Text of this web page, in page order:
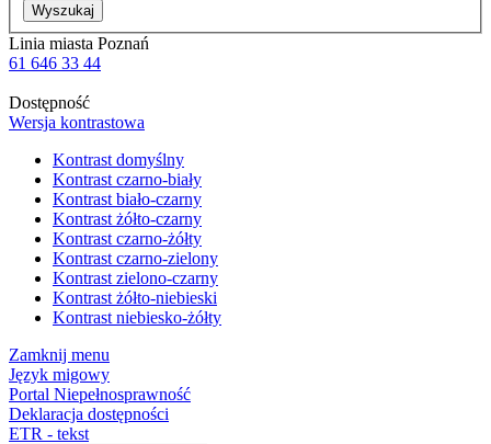
Wyszukaj
Linia miasta Poznań
61 646 33 44
Dostępność
Wersja kontrastowa
Kontrast domyślny
Kontrast czarno-biały
Kontrast biało-czarny
Kontrast żółto-czarny
Kontrast czarno-żółty
Kontrast czarno-zielony
Kontrast zielono-czarny
Kontrast żółto-niebieski
Kontrast niebiesko-żółty
Zamknij menu
Język migowy
Portal Niepełnosprawność
Deklaracja dostępności
ETR - tekst